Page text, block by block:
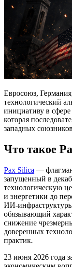
Евросоюз,
технологический
инициативу в
которая
западных
Что такое
Pax Silica —
запущенный в
технологическую
и энергетики до
ИИ-
обязывающий
снижение
доверенных
практик.
23 июня 2026 года